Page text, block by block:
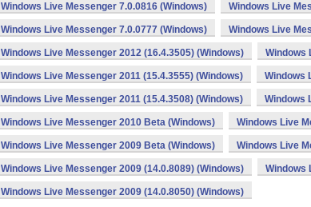
Windows Live Messenger 7.0.0816 (Windows) Windows Live
Windows Live Messenger 7.0.0777 (Windows) Windows Live
Windows Live Messenger 2012 (16.4.3505) (Windows) Windows
Windows Live Messenger 2011 (15.4.3555) (Windows) Windows
Windows Live Messenger 2011 (15.4.3508) (Windows) Windows
Windows Live Messenger 2010 Beta (Windows) Windows Live
Windows Live Messenger 2009 Beta (Windows) Windows Live
Windows Live Messenger 2009 (14.0.8089) (Windows) Windows
Windows Live Messenger 2009 (14.0.8050) (Windows)